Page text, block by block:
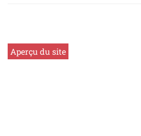
Aperçu du site